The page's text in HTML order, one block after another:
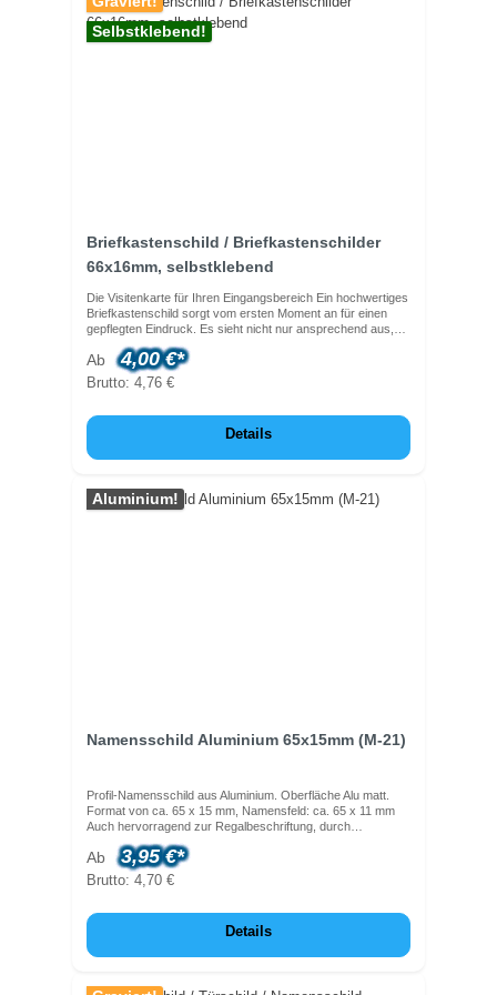
Selbstklebend!
Briefkastenschild / Briefkastenschilder
66x16mm, selbstklebend
Die Visitenkarte für Ihren Eingangsbereich Ein hochwertiges
Briefkastenschild sorgt vom ersten Moment an für einen
gepflegten Eindruck. Es sieht nicht nur ansprechend aus,
sondern erfüllt auch einen ganz praktischen Zweck: Eine
klare und gut lesbare Beschriftung stellt sicher, dass Post
und Pakete immer zuverlässig den richtigen Empfänger
erreichen. Verleihen Sie Ihrem Briefkasten mit einer
wetterfest und ein stilvoller Willkommensgruß für Ihre Gäste.
Material ist Kunststoff, selbstklebend und 66x16mm groß.
Einfach den Schutzstreifen abziehen und aufkleben!
Ab 4,00 €*
Brutto: 4,76 €
Details
Aluminium!
Namensschild Aluminium 65x15mm (M-21)
Profil-Namensschild aus Aluminium. Oberfläche Alu matt.
Format von ca. 65 x 15 mm, Namensfeld: ca. 65 x 11 mm
Auch hervorragend zur Regalbeschriftung, durch
rückseitigen Selbstkleber geeignet., oder als klassisches
Namensschild mit Magnetclip oder Nadel
Ab 3,95 €*
Brutto: 4,70 €
Details